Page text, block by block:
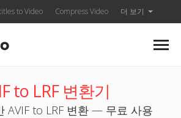
to Video Compress Video 더 보기
to LRF 변환기
AVIF to LRF 변환 — 무료 사용